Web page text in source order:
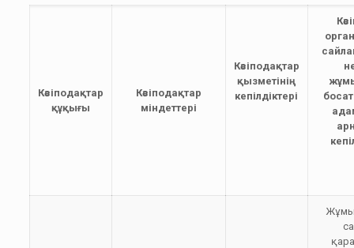
Кәсіподақтар
құқығы
Кәсіподақтар
міндеттері
Кәсіподақтар
қызметінің
кепілдіктері